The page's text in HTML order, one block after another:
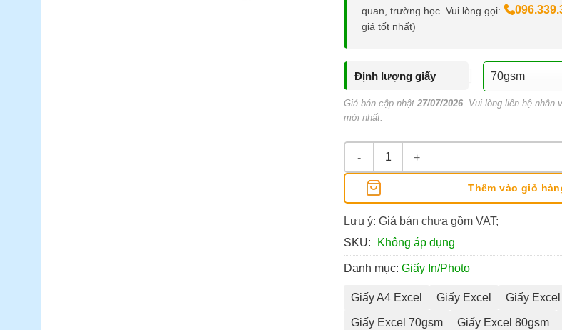
quan, trường học. Vui lòng gọi:
giá tốt nhất)
Định lượng giấy
Giá bán cập nhật 27/07/2026. Vui lòng liên hệ nhân
mới nhất.
Giấy Excel A4 70Gsm/80Gsm số lượng
Thêm vào giỏ
Lưu ý: Giá bán chưa gồm VAT;
SKU:
Không áp dụng
Danh mục: Giấy In/Photo
Giấy A4 Excel Giấy Excel Giấy
Giấy Excel 70gsm Giấy Excel 80gsm